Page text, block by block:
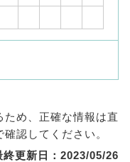
め、正確な情報は直
認してください。
終更新日：2023/05/26